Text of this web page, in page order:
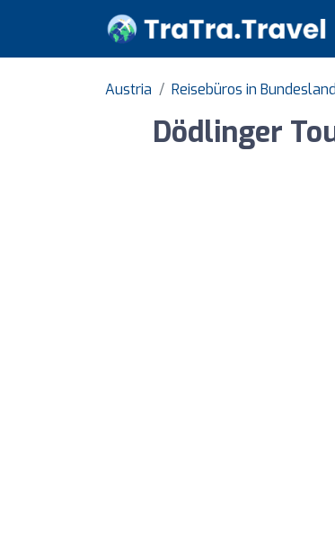
Austria Reisebüros in
Dödlinger